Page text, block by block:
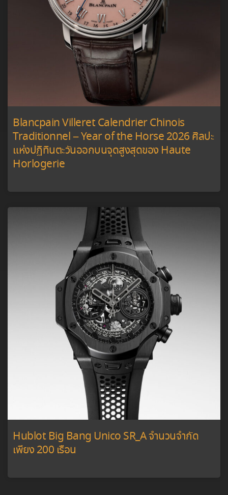
Blancpain Villeret Calendrier Chinois
Traditionnel – Year of the Horse 2026 ศิลปะ
แห่งปฏิทินตะวันออกบนจุดสูงสุดของ Haute
Horlogerie
Hublot Big Bang Unico SR_A จำนวนจำกัด
เพียง 200 เรือน